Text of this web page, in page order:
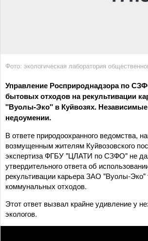
Фото: экологическая лаборатория
Управление Росприроднадзора по
бытовых отходов на рекультивации
"Вуолы-Эко" в Куйвозях. Независимые
недоумении.
В ответе природоохранного ведомства,
возмущенным жителям Куйвозовского
экспертиза ФГБУ "ЦЛАТИ по СЗФО" не
утвердительного ответа об
рекультивации карьера ЗАО "Вуолы-Эко"
коммунальных отходов.
Этот ответ вызвал крайне удивление у
экологов.